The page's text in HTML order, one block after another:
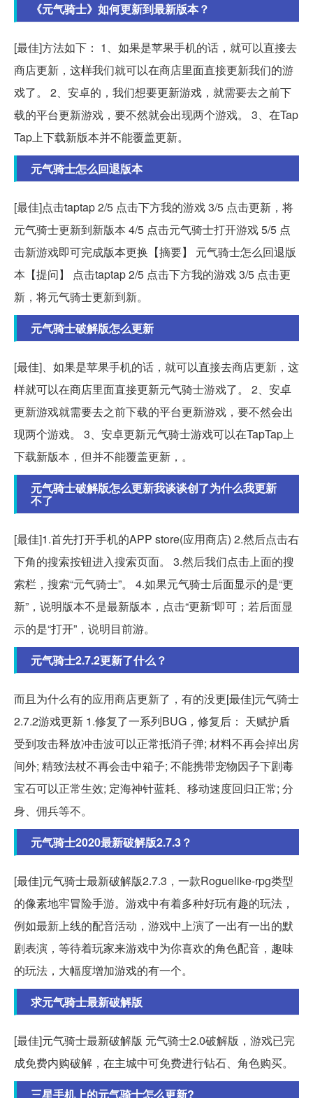
《元气骑士》如何更新到最新版本？
[最佳]方法如下： 1、如果是苹果手机的话，就可以直接去
商店更新，这样我们就可以在商店里面直接更新我们的游
戏了。 2、安卓的，我们想要更新游戏，就需要去之前下
载的平台更新游戏，要不然就会出现两个游戏。 3、在Tap
Tap上下载新版本并不能覆盖更新。
元气骑士怎么回退版本
[最佳]点击taptap 2/5 点击下方我的游戏 3/5 点击更新，将
元气骑士更新到新版本 4/5 点击元气骑士打开游戏 5/5 点
击新游戏即可完成版本更换【摘要】 元气骑士怎么回退版
本【提问】 点击taptap 2/5 点击下方我的游戏 3/5 点击更
新，将元气骑士更新到新。
元气骑士破解版怎么更新
[最佳]、如果是苹果手机的话，就可以直接去商店更新，这
样就可以在商店里面直接更新元气骑士游戏了。 2、安卓
更新游戏就需要去之前下载的平台更新游戏，要不然会出
现两个游戏。 3、安卓更新元气骑士游戏可以在TapTap上
下载新版本，但并不能覆盖更新，。
元气骑士破解版怎么更新我谈谈创了为什么我更新
不了
[最佳]1.首先打开手机的APP store(应用商店) 2.然后点击右
下角的搜索按钮进入搜索页面。 3.然后我们点击上面的搜
索栏，搜索“元气骑士”。 4.如果元气骑士后面显示的是“更
新”，说明版本不是最新版本，点击“更新”即可；若后面显
示的是“打开”，说明目前游。
元气骑士2.7.2更新了什么？
而且为什么有的应用商店更新了，有的没更[最佳]元气骑士
2.7.2游戏更新 1.修复了一系列BUG，修复后： 天赋护盾
受到攻击释放冲击波可以正常抵消子弹; 材料不再会掉出房
间外; 精致法杖不再会击中箱子; 不能携带宠物因子下剧毒
宝石可以正常生效; 定海神针蓝耗、移动速度回归正常; 分
身、佣兵等不。
元气骑士2020最新破解版2.7.3？
[最佳]元气骑士最新破解版2.7.3，一款Roguelike-rpg类型
的像素地牢冒险手游。游戏中有着多种好玩有趣的玩法，
例如最新上线的配音活动，游戏中上演了一出有一出的默
剧表演，等待着玩家来游戏中为你喜欢的角色配音，趣味
的玩法，大幅度增加游戏的有一个。
求元气骑士最新破解版
[最佳]元气骑士最新破解版 元气骑士2.0破解版，游戏已完
成免费内购破解，在主城中可免费进行钻石、角色购买。
三星手机上的元气骑士怎么更新?